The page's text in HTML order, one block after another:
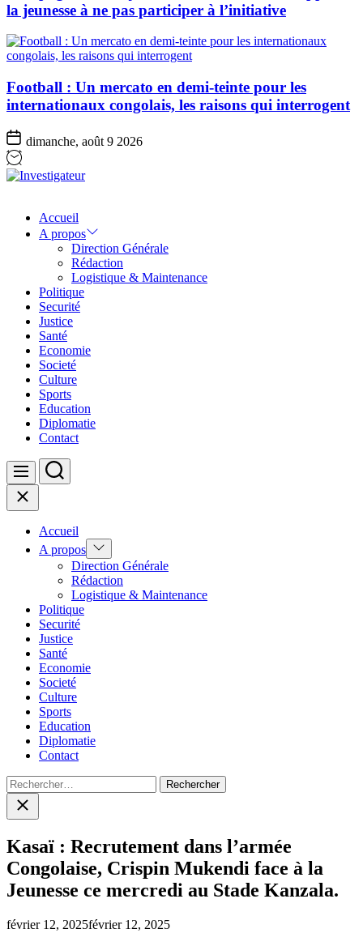
la jeunesse à ne pas participer à l’initiative
Football : Un mercato en demi-teinte pour les
internationaux congolais, les raisons qui interrogent
dimanche, août 9 2026
Accueil
A propos
Direction Générale
Rédaction
Logistique & Maintenance
Politique
Securité
Justice
Santé
Economie
Societé
Culture
Sports
Education
Diplomatie
Contact
Menu Search
Close
Accueil
A propos Show
sub
menu
Direction Générale
Rédaction
Logistique & Maintenance
Politique
Securité
Justice
Santé
Economie
Societé
Culture
Sports
Education
Diplomatie
Contact
Rechercher :
Close
search
Kasaï : Recrutement dans l’armée
Congolaise, Crispin Mukendi face à la
Jeunesse ce mercredi au Stade Kanzala.
février 12, 2025février 12, 2025